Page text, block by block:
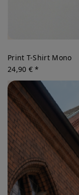
Print T-Shirt Mono
24,90 € *